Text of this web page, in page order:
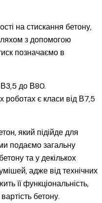
на стискання бетону,
з допомогою
позначаємо в
до В80.
є класи від В7,5
який підійде для
подаємо загальну
та у декількох
адже від технічних
її функціональність,
бетону.